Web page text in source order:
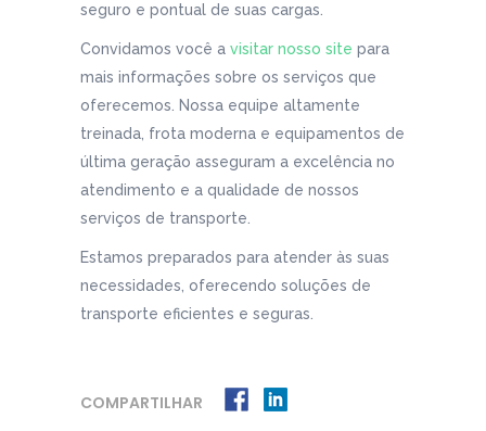
seguro e pontual de suas cargas.
Convidamos você a visitar nosso site para
mais informações sobre os serviços que
oferecemos. Nossa equipe altamente
treinada, frota moderna e equipamentos de
última geração asseguram a excelência no
atendimento e a qualidade de nossos
serviços de transporte.
Estamos preparados para atender às suas
necessidades, oferecendo soluções de
transporte eficientes e seguras.
COMPARTILHAR